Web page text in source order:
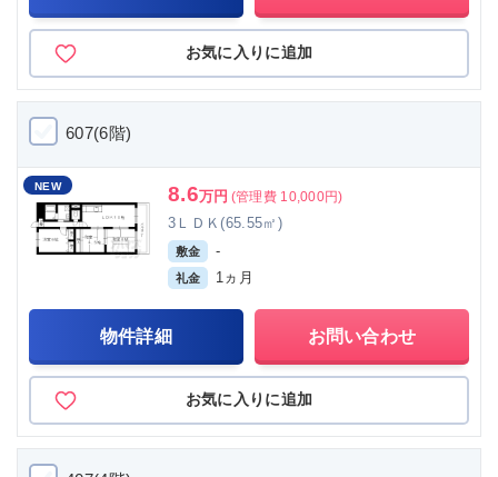
お気に入りに追加
607(6階)
NEW 8.6万円 (管理費 10,000円)
3ＬＤＫ(65.55㎡)
敷金 -
礼金 1ヵ月
物件詳細 お問い合わせ
お気に入りに追加